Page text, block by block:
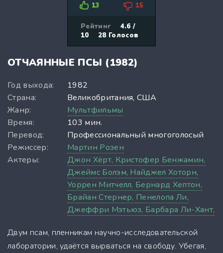
13 15
Рейтинг
4.6 /
10
28Голосов
ОТЧАЯННЫЕ ПСЫ (1982)
Год выхода:
1982
Страна:
Великобритания, США
Жанр:
Мультфильмы
Время:
103 мин.
Перевод:
Профессиональный многоголосый
Режиссер:
Мартин Розен
Актеры:
Джон Хёрт, Кристофер Бенжамин,
Джеймс Болэм, Найджел Хоторн,
Уоррен Митчелл, Бернард Хептон,
Брайан Стернер, Пенелопа Ли,
Джеффри Мэтьюз, Барбара Ли-Хант,
Двум псам, пленникам научно-исследовательской
лаборатории, удаётся вырваться на свободу. Убегая,